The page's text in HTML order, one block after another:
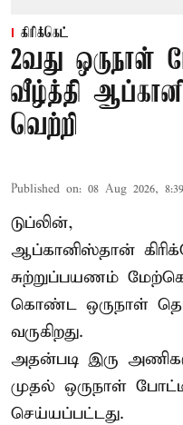
கிரிக்கெட்
2வது ஒருநாள்
வீழ்த்தி
வெற்றி
Published on: 08 Aug 2026,
டுப்லின்,
ஆப்கானிஸ்தான்
சுற்றுப்பயணம்
கொண்ட ஒருநாள்
வருகிறது.
அதன்படி இரு
முதல் ஒருநாள்
செய்யப்பட்டது.